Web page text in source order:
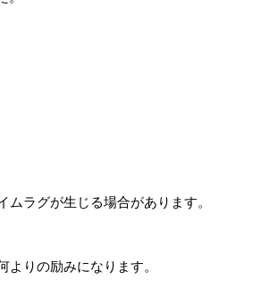
ラグが生じる場合があります。
りの励みになります。